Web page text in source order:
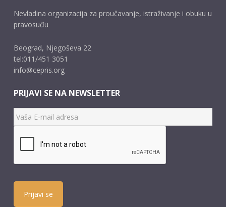
Nevladina organizacija za proučavanje, istraživanje i obuku u
pravosuđu
Beograd, Njegoševa 22
tel:011/451 3051
info@cepris.org
PRIJAVI SE NA NEWSLETTER
Prijavi se